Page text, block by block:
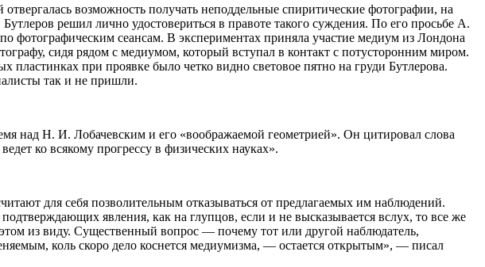
возможность получать неподдельные спиритические фотографии, на
решил лично удостовериться в правоте такого суждения. По его просьбе А.
фотографическим сеансам. В экспериментах приняла участие медиум из Лондона
сидя рядом с медиумом, который вступал в контакт с потусторонним миром.
при проявке было четко видно световое пятно на груди Бутлерова.
так и не пришли.
над Н. И. Лобачевским и его «воображаемой геометрией». Он цитировал слова
ко всякому прогрессу в физических науках».
для себя позволительным отказываться от предлагаемых им наблюдений.
явления, как на глупцов, если и не высказывается вслух, то все же
из виду. Существенный вопрос — почему тот или другой наблюдатель,
коль скоро дело коснется медиумизма, — остается открытым», — писал